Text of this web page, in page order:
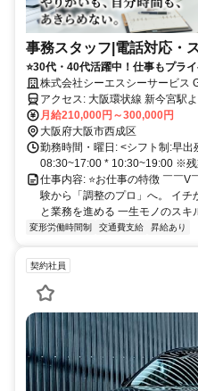
事務スタッフ|電話対応・
⭐️30代・40代活躍中！仕事もプラ
残業10時間以下｜賞与年２回
株式会社シーエスシーサービス
アクセス: 大阪環状線 新今宮駅より徒歩5分 南海本線 新今宮駅より徒
歩5分 大阪メトロ御堂筋線より
月給210,000円～300,000円
大阪府大阪市西成区
勤務時間・曜日: <シフト制:早
08:30~17:00 * 10:30~19:00 ※残
仕事内容: ⭐️お仕事の特徴 ￣￣V
験から「調整のプロ」へ。 イチ
と業務を進める 一生モノのスキ
変形労働時間制 交通費支給 昇給あり
契約社員